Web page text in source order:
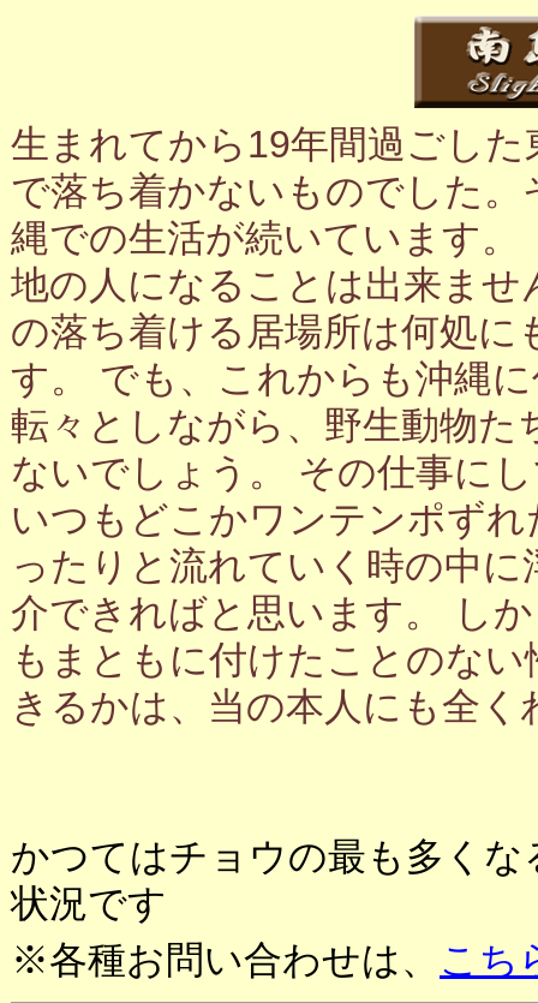
生まれてから19年間過ごし
で落ち着かないものでした
縄での生活が続いています
地の人になることは出来ま
の落ち着ける居場所は何処
す。 でも、これからも沖縄
転々としながら、野生動物
ないでしょう。 その仕事に
いつもどこかワンテンポず
ったりと流れていく時の中
介できればと思います。 し
もまともに付けたことのな
きるかは、当の本人にも全く
かつてはチョウの最も多く
状況です
※各種お問い合わせは、 こち